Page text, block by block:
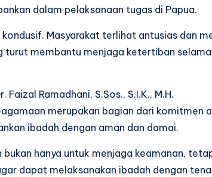
dalam pelaksanaan tugas di Papua.
Masyarakat terlihat antusias dan
turut membantu menjaga ketertiban selama
Ramadhani, S.Sos., S.I.K., M.H.
merupakan bagian dari komitmen
ibadah dengan aman dan damai.
hanya untuk menjaga keamanan,
dapat melaksanakan ibadah dengan